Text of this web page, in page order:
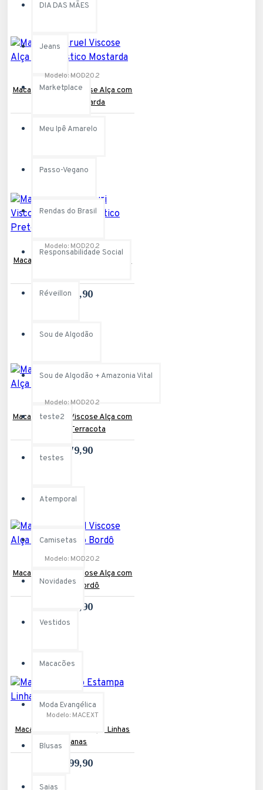
DIA DAS MÃES
Jeans
Marketplace
Meu Ipê Amarelo
Passo-Vegano
Rendas do Brasil
Responsabilidade Social
Réveillon
Sou de Algodão
Sou de Algodão + Amazonia Vital
teste2
testes
Atemporal
Camisetas
Novidades
Vestidos
Macacões
Moda Evangélica
Blusas
Saias
Modelo: MOD20.2
Macacão Saruel Viscose Alça com
Elástico Mostarda
R$279,90
Modelo: MOD20.2
Macacão Saruel Guri Viscose Alça
R$279,90
Modelo: MOD20.2
Macacão Saruel Viscose Alça com
Elástico Terracota
R$279,90
Modelo: MOD20.2
Macacão Saruel Viscose Alça com
Elástico Bordô
R$279,90
Modelo: MACEXT
Macacão Longo Estampa Linhas
Urbanas
R$199,90